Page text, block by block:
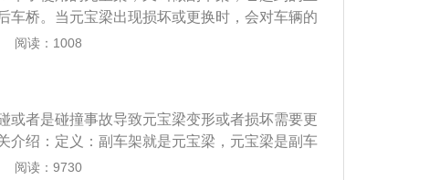
承载体，上面连接的部件很多，有方向机、减震
。更换元宝梁时这些部件都会涉及到，所以更换
一般更换元宝梁都是事故当中造成。能涉及到
故。这个时候钣金的技术尤为重要。若尺寸没卡
更是影响整个悬挂系统。
车桥。当元宝梁出现损坏或更换时，会对车辆的
故车辆：车辆经过火烧面积超过0.5平方米；车辆
焊接等情况都是属于事故车辆。识别方法：
在哪个城市做过维修保养，厂家的数据库中都
，国内大大小小的保险公司，都已实现了信息
内饰更能反映出一辆车的新旧。（4）看外表：
的够。不过，依然可以从一些细微之处入手。
阅读：1008
或者是碰撞事故导致元宝梁变形或者损坏需要更
介绍：定义：副车架就是元宝梁，元宝梁是副车
称。作用：副车架除了起到承托发动机和变速箱
阅读：9730